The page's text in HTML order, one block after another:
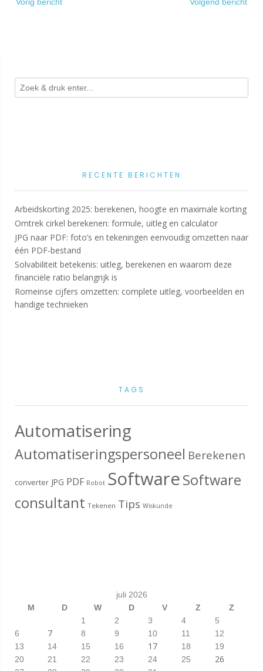
navigatie
Vorig bericht Volgend bericht
RECENTE BERICHTEN
Arbeidskorting 2025: berekenen, hoogte en maximale korting
Omtrek cirkel berekenen: formule, uitleg en calculator
JPG naar PDF: foto’s en tekeningen eenvoudig omzetten naar
één PDF-bestand
Solvabiliteit betekenis: uitleg, berekenen en waarom deze
financiële ratio belangrijk is
Romeinse cijfers omzetten: complete uitleg, voorbeelden en
handige technieken
TAGS
Automatisering
Automatiseringspersoneel Berekenen
converter JPG PDF Robot SoftwareSoftware
consultant Tekenen Tips Wiskunde
juli 2026
M
D W D V Z
Z
1
2 3 4
5
6
7 8 9 10 11
12
13
14 15 16 17 18
19
20
21 22 23 24 25 26